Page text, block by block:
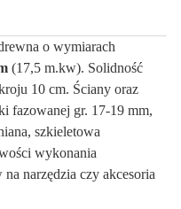
o wymiarach
(17,5 m.kw). Solidność
10 cm. Ściany oraz
fazowanej gr. 17-19 mm,
szkieletowa
wykonania
narzędzia czy akcesoria